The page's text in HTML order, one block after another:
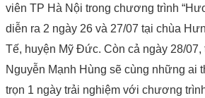
viên TP Hà Nội trong chương trình
diễn ra 2 ngày 26 và 27/07 tại chùa
Tế, huyện Mỹ Đức. Còn cả ngày 28/07,
Nguyễn Mạnh Hùng sẽ cùng những ai
trọn 1 ngày trải nghiệm với chương